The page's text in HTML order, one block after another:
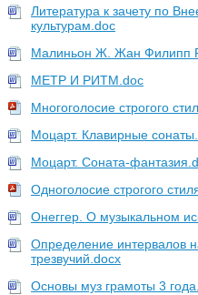
Литература к зачету по
культурам.doc
Малиньон Ж. Жан Филипп
МЕТР И РИТМ.doc
Многоголосие строгого
Моцарт. Клавирные
Моцарт. Соната-
Одноголосие строгого
Онеггер. О музыкальном
Определение интервалов
трезвучий.docx
Основы муз грамоты 3